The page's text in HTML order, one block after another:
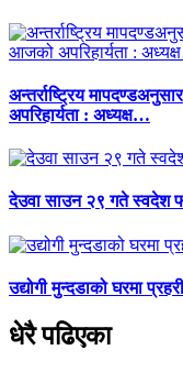
अन्तर्राष्ट्रिय
अपरिहार्यता : अध्यक्ष…
देउवा साउन २९ गते
उद्योगी मुन्दडाको घरमा
धेरै पढिएका